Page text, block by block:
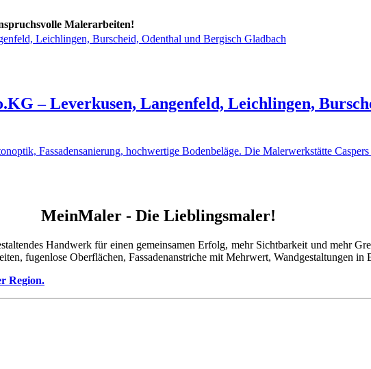
Malerarbeiten!
Leichlingen, Burscheid, Odenthal und Bergisch Gladbach
– Leverkusen, Langenfeld, Leichlingen,
Fassadensanierung, hochwertige Bodenbeläge. Die Malerwerkstätte
MeinMaler - Die Lieblingsmaler!
Handwerk für einen gemeinsamen Erfolg, mehr Sichtbarkeit und mehr
fugenlose Oberflächen, Fassadenanstriche mit Mehrwert, Wandgestaltungen in
Region.